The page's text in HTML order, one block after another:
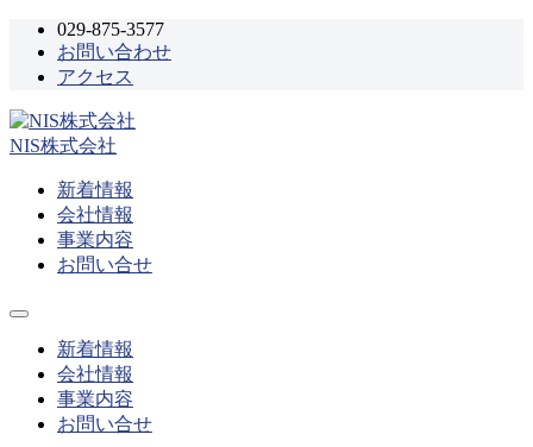
ツ
へ
029-875-3577
お問い合わせ
アクセス
NIS株式会社
新着情報
会社情報
事業内容
お問い合せ
メ
新着情報
会社情報
事業内容
お問い合せ